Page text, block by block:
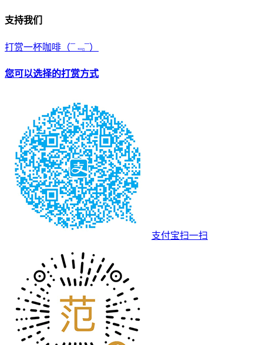
支持我们
打赏一杯咖啡 （¯﹃¯）
您可以选择的打赏方式
支付宝扫一扫